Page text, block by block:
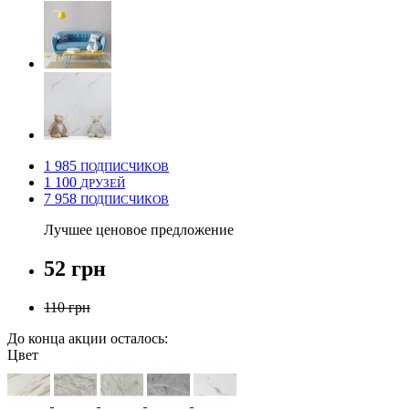
1 985 ПОДПИСЧИКОВ
1 100 ДРУЗЕЙ
7 958 ПОДПИСЧИКОВ
Лучшее ценовое предложение
52 грн
110 грн
До конца акции осталось:
Цвет